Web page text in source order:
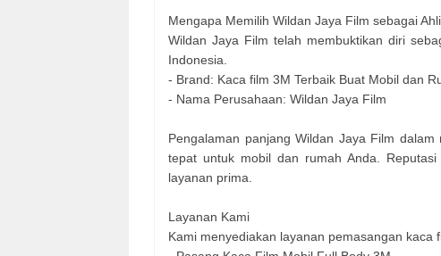
Mengapa Memilih Wildan Jaya Film sebagai
Wildan Jaya Film telah membuktikan diri
Indonesia.
- Brand: Kaca film 3M Terbaik Buat Mobil dan
- Nama Perusahaan: Wildan Jaya Film
Pengalaman panjang Wildan Jaya Film
tepat untuk mobil dan rumah Anda.
layanan prima.
Layanan Kami
Kami menyediakan layanan pemasangan kaca